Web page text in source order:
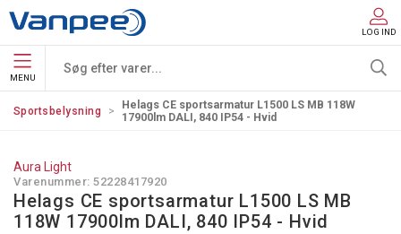
LOG IND
MENU
Sportsbelysning
Helags CE sportsarmatur L1500 LS MB 118W
17900lm DALI, 840 IP54 - Hvid
Aura Light
Varenummer:52228417920
Helags CE sportsarmatur L1500 LS MB
118W 17900lm DALI, 840 IP54 - Hvid